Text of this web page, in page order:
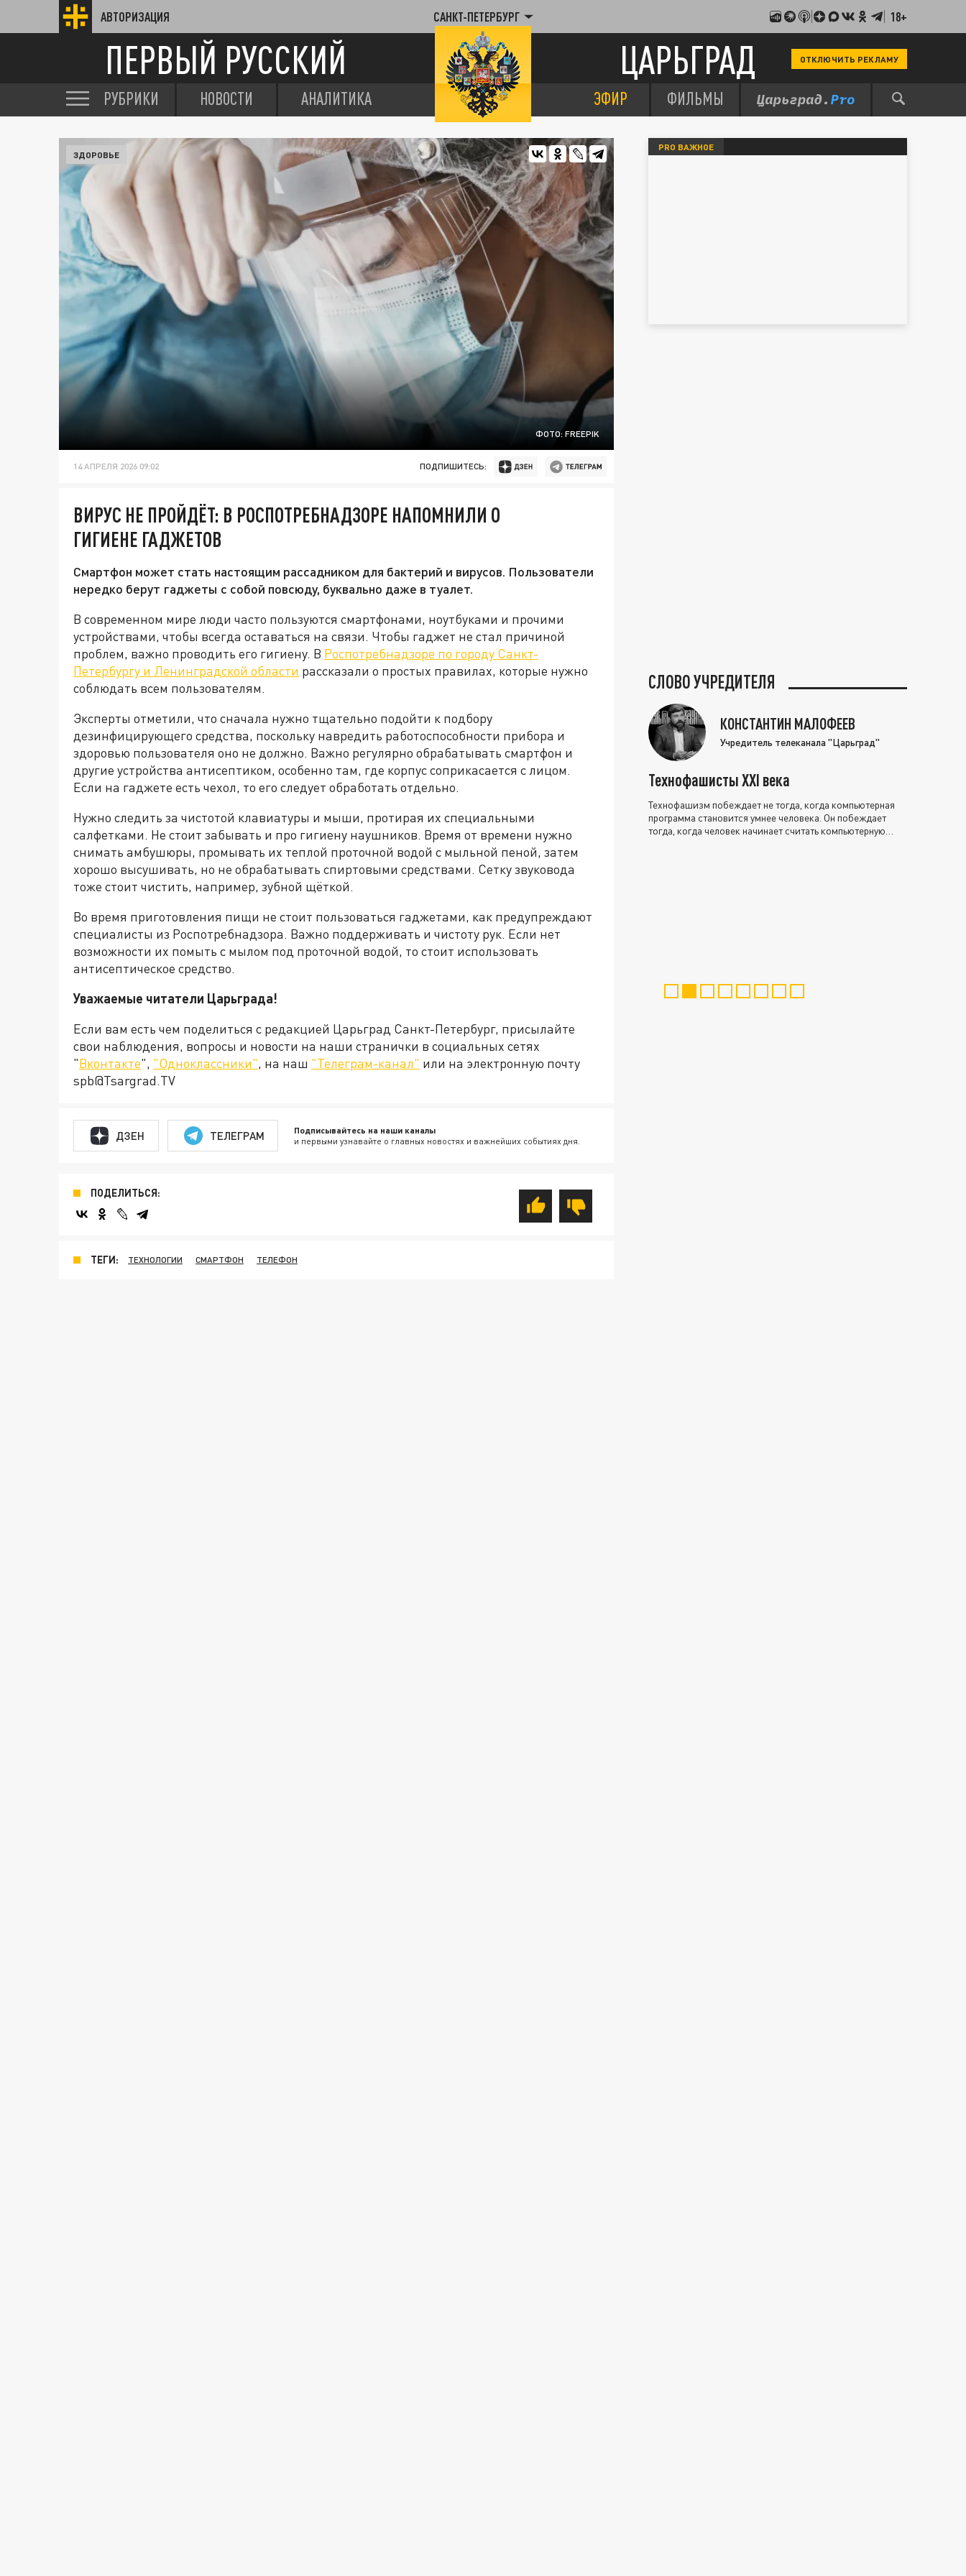
АВТОРИЗАЦИЯ САНКТ-ПЕТЕРБУРГ 18+
ПЕРВЫЙ РУССКИЙ ЦАРЬГРАД ОТКЛЮЧИТЬ РЕКЛАМУ
РУБРИКИ НОВОСТИ АНАЛИТИКА ЭФИР ФИЛЬМЫ
ФОТО: FREEPIK
ЗДОРОВЬЕ
14 АПРЕЛЯ 2026 09:02 ПОДПИШИТЕСЬ:
ВИРУС НЕ ПРОЙДЁТ: В РОСПОТРЕБНАДЗОРЕ НАПОМНИЛИ О
ГИГИЕНЕ ГАДЖЕТОВ
Смартфон может стать настоящим рассадником для бактерий и вирусов. Пользователи
нередко берут гаджеты с собой повсюду, буквально даже в туалет.
В современном мире люди часто пользуются смартфонами, ноутбуками и прочими
устройствами, чтобы всегда оставаться на связи. Чтобы гаджет не стал причиной
проблем, важно проводить его гигиену. В Роспотребнадзоре по городу Санкт-
Петербургу и Ленинградской области рассказали о простых правилах, которые нужно
соблюдать всем пользователям.
Эксперты отметили, что сначала нужно тщательно подойти к подбору
дезинфицирующего средства, поскольку навредить работоспособности прибора и
здоровью пользователя оно не должно. Важно регулярно обрабатывать смартфон и
другие устройства антисептиком, особенно там, где корпус соприкасается с лицом.
Если на гаджете есть чехол, то его следует обработать отдельно.
Нужно следить за чистотой клавиатуры и мыши, протирая их специальными
салфетками. Не стоит забывать и про гигиену наушников. Время от времени нужно
снимать амбушюры, промывать их теплой проточной водой с мыльной пеной, затем
хорошо высушивать, но не обрабатывать спиртовыми средствами. Сетку звуковода
тоже стоит чистить, например, зубной щёткой.
Во время приготовления пищи не стоит пользоваться гаджетами, как предупреждают
специалисты из Роспотребнадзора. Важно поддерживать и чистоту рук. Если нет
возможности их помыть с мылом под проточной водой, то стоит использовать
антисептическое средство.
Уважаемые читатели Царьграда!
Если вам есть чем поделиться с редакцией Царьград Санкт-Петербург, присылайте
свои наблюдения, вопросы и новости на наши странички в социальных сетях
"Вконтакте", "Одноклассники", на наш "Телеграм-канал" или на электронную почту
spb@Tsargrad.TV
ДЗЕН ТЕЛЕГРАМ Подписывайтесь на наши каналы
и первыми узнавайте о главных новостях и важнейших событиях дня.
ПОДЕЛИТЬСЯ:
ТЕГИ: ТЕХНОЛОГИИ СМАРТФОН ТЕЛЕФОН
PRO ВАЖНОЕ
СЛОВО УЧРЕДИТЕЛЯ
КОНСТАНТИН МАЛОФЕЕВ
Учредитель телеканала "Царьград"
Технофашисты XXI века
Технофашизм побеждает не тогда, когда компьютерная
программа становится умнее человека. Он побеждает
тогда, когда человек начинает считать компьютерную